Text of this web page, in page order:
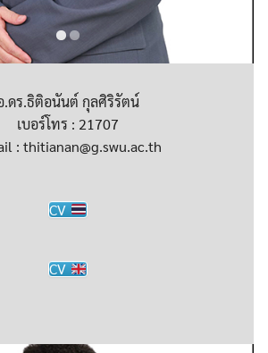
.ดร.ธิติอนันต์ กุลศิริรัตน์
เบอร์โทร : 21707
: thitianan@g.swu.ac.th
CV
CV